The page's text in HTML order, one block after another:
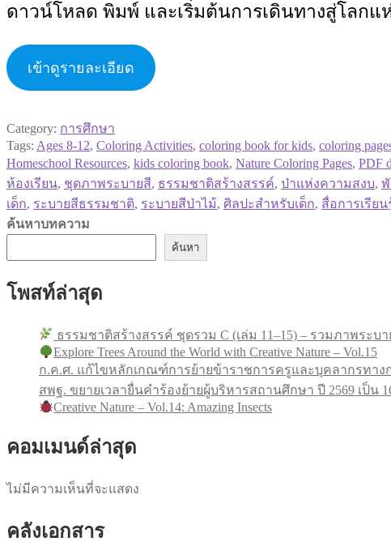
ดาวน์โหลด พิมพ์ และเริ่มต้นการเดินทางสู่โลก
เข้าดูรายละเอียด
Category: การศึกษา
Tags: Ages 8-12, Coloring Activities, coloring book for kids, coloring
Homeschool Resources, kids coloring book, Nature Coloring Pages, PDF
ห้องเรียน, ชุดภาพระบายสี, ธรรมชาติสร้างสรรค์, ป่าแห่งความสงบ,
เด็ก, ระบายสีธรรมชาติ, ระบายสีป่าไม้, ศิลปะสำหรับเด็ก, สื่อการเรียน
ค้นหาบทความ
ค้นหา
โพสท์ล่าสุด
ธรรมชาติสร้างสรรค์ ชุดรวม C (เล่ม 11–15) – รวมภาพระบ
Explore Trees Around the World with Creative Nature – Vol.15
ก.ค.ศ. แก้ไขหลักเกณฑ์การย้ายข้าราชการครูและบุคลากรทาง
สพฐ. ขยายเวลายื่นคำร้องย้ายผู้บริหารสถานศึกษา ปี 2569 เป็
Creative Nature – Vol.14: Amazing Insects
คอมเมนด์ล่าสุด
ไม่มีความเห็นที่จะแสดง
คลังเอกสาร